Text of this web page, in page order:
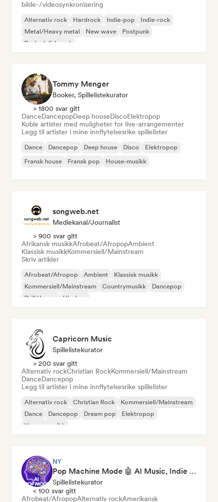
bilde-/videosynkronisering
Alternativ rock Hardrock Indie-pop
Indie-rock
Metal/Heavy metal
New wave
Postpunk
Psykedelisk rock
Tommy Menger
Booker, Spillelistekurator
> 1800 svar gitt
DanceDancepopDeep houseDiscoElektropop
Koble artister med muligheter for live-arrangementer
Legg til artister i mine innflytelsesrike spillelister
Dance Dancepop Deep house Disco
Elektropop
Fransk house
Fransk pop House-musikk
songweb.net
Mediekanal/journalist
> 900 svar gitt
Afrikansk musikkAfrobeat/AfropopAmbient
Klassisk musikkKommersiell/Mainstream
Skriv artikler
Afrobeat/Afropop Ambient
Klassisk musikk
Kommersiell/Mainstream
Countrymusikk
Dancepop
Drill/Jersey
Hip-hop
Capricorn Music
Spillelistekurator
> 200 svar gitt
Alternativ rockChristian RockKommersiell/Mainstream
DanceDancepop
Legg til artister i mine innflytelsesrike spillelister
Alternativ rock Christian Rock
Kommersiell/Mainstream
Dance
Dancepop Dream pop
Elektropop
House-musikk
NY
Pop Machine Mode 🤖 AI Music, Indie Pop & Dream Pop
Spillelistekurator
< 100 svar gitt
Afrobeat/AfropopAlternativ rockAmerikansk